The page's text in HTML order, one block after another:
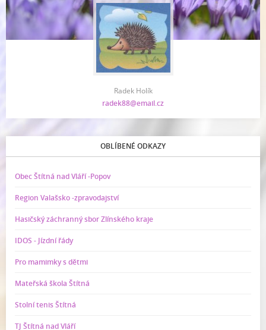
Radek Holík
radek88@email.cz
OBLÍBENÉ ODKAZY
Obec Štítná nad Vláří -Popov
Region Valašsko -zpravodajství
Hasičský záchranný sbor Zlínského kraje
IDOS - Jízdní řády
Pro mamimky s dětmi
Mateřská škola Štítná
Stolní tenis Štítná
TJ Štítná nad Vláří